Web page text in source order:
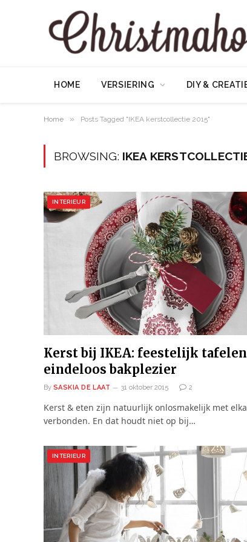
HOME VERSIERING DIY &
Home » Posts Tagged "IKEA kerstcollectie 2015"
BROWSING: IKEA
INTERIEUR
Kerst bij IKEA: feestelijk
eindeloos bakplezier
By SASKIA DE LAAT 31 oktober 2015 2
Kerst & eten zijn natuurlijk onlosmakelijk met
verbonden. En dat houdt niet op bij…
INTERIEUR